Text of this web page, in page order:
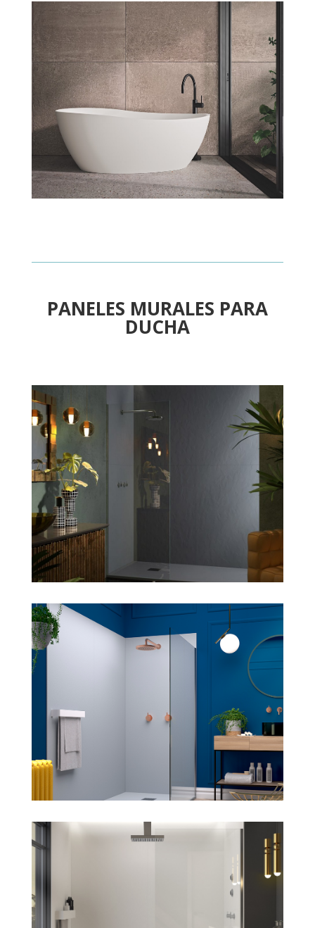
PANELES MURALES PARA
DUCHA